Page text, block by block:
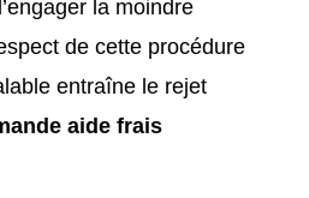
la moindre
de cette procédure
entraîne le rejet
aide frais